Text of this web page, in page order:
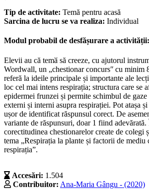
Tip de activitate: Temă pentru acasă
Sarcina de lucru se va realiza: Individual
Modul probabil de desfășurare a activității:
Elevii au că temӑ să creeze, cu ajutorul
Wordwall, un „chestionar concursʺ cu minim
referă la ideile principale și importante ale
loc cel mai intens respirația; structura care se
epidermei frunzei și permite schimbul de
externi și interni asupra respirației. Pot atașa
ușor de identificat răspunsul corect. De
variante de răspunsuri, doar 1 fiind adevărată.
corectitudinea chestionarelor create de colegi
tema „Respirația la plante și factorii de mediu
respirația”.
Accesări: 1.504
Contribuitor: Ana-Maria Gângu - (2020)